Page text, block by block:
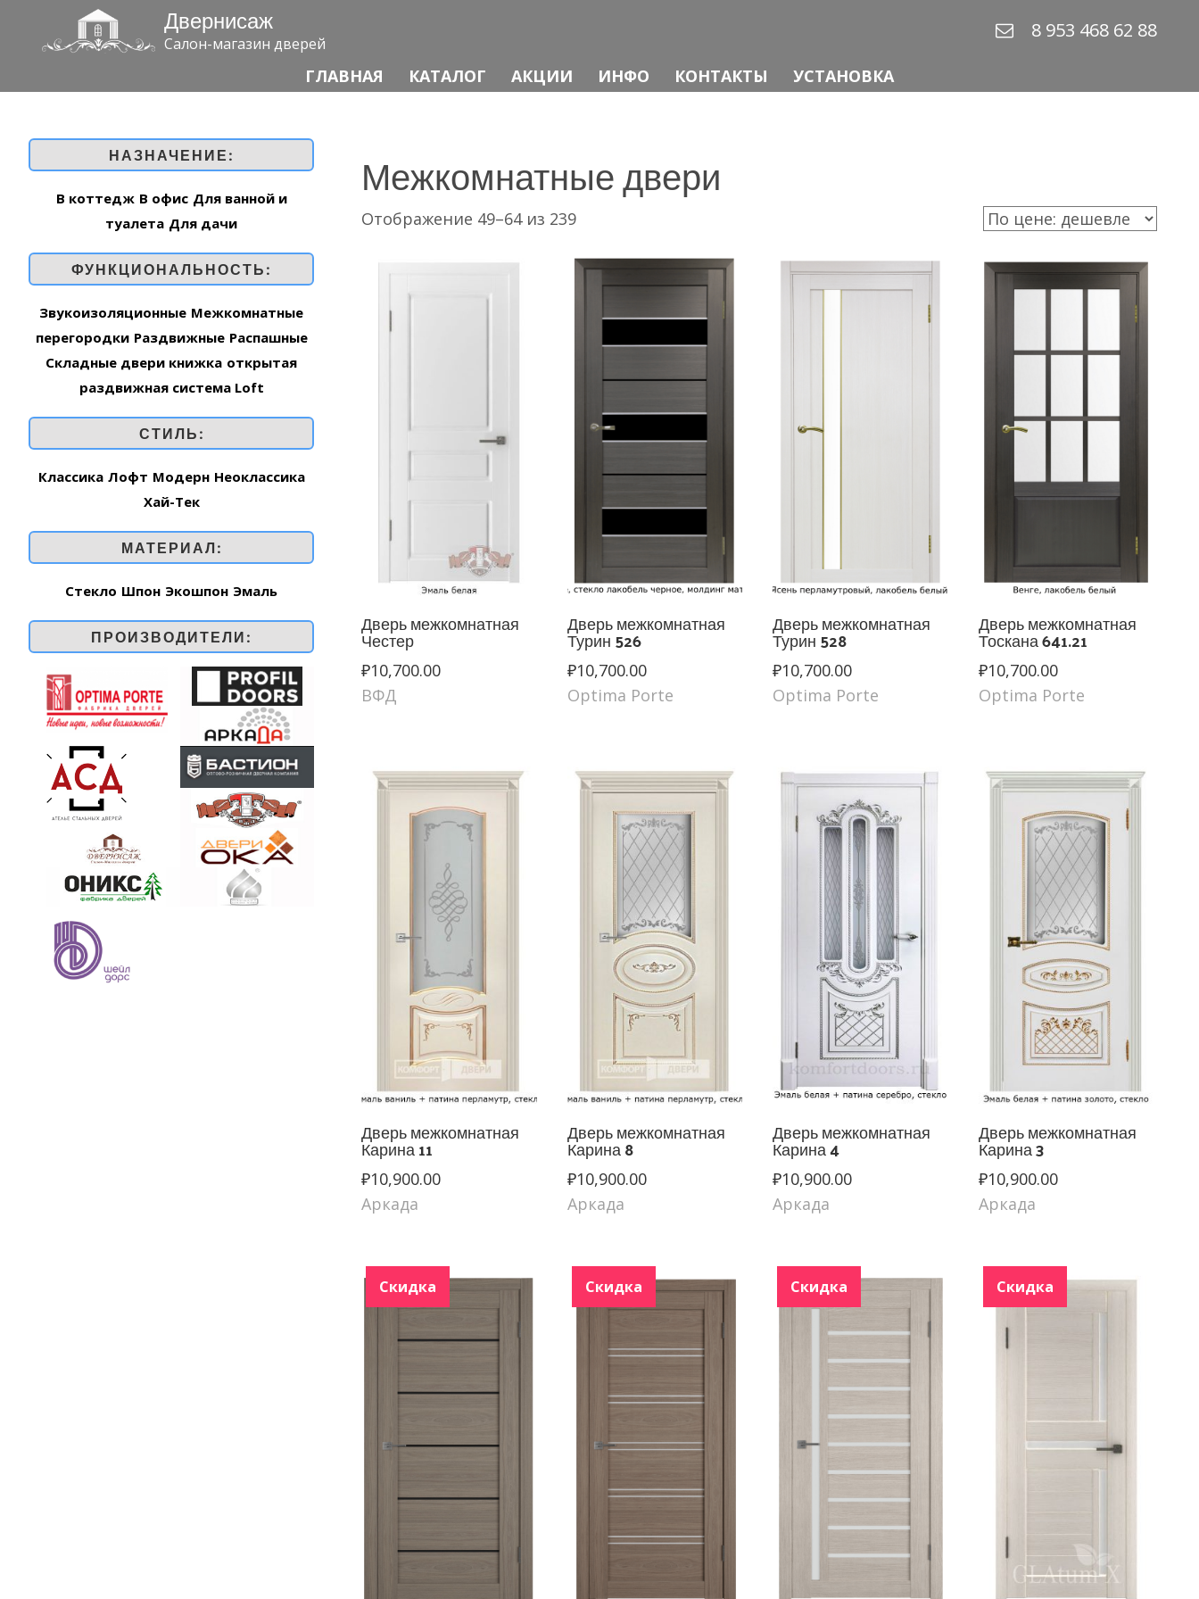
Двернисаж
Салон-магазин дверей
8 953 468 62 88
ГЛАВНАЯ КАТАЛОГ АКЦИИ ИНФО КОНТАКТЫ УСТАНОВКА
Межкомнатные двери
Отображение 49–64 из 239Цены:
возрастанию
Дверь межкомнатная
Честер
₽10,700.00
ВФД
Дверь межкомнатная
Турин 526
₽10,700.00
Optima Porte
Дверь межкомнатная
Турин 528
₽10,700.00
Optima Porte
Дверь межкомнатная
Тоскана 641.21
₽10,700.00
Optima Porte
Дверь межкомнатная
Карина 11
₽10,900.00
Аркада
Дверь межкомнатная
Карина 8
₽10,900.00
Аркада
Дверь межкомнатная
Карина 4
₽10,900.00
Аркада
Дверь межкомнатная
Карина 3
₽10,900.00
Аркада
Скидка Скидка Скидка Скидка
НАЗНАЧЕНИЕ:
В коттедж В офис Для ванной и
туалета Для дачи
ФУНКЦИОНАЛЬНОСТЬ:
Звукоизоляционные Межкомнатные
перегородки Раздвижные Распашные
Складные двери книжка открытая
раздвижная система Loft
СТИЛЬ:
Классика Лофт Модерн Неоклассика
Хай-Тек
МАТЕРИАЛ:
Стекло Шпон Экошпон Эмаль
ПРОИЗВОДИТЕЛИ: